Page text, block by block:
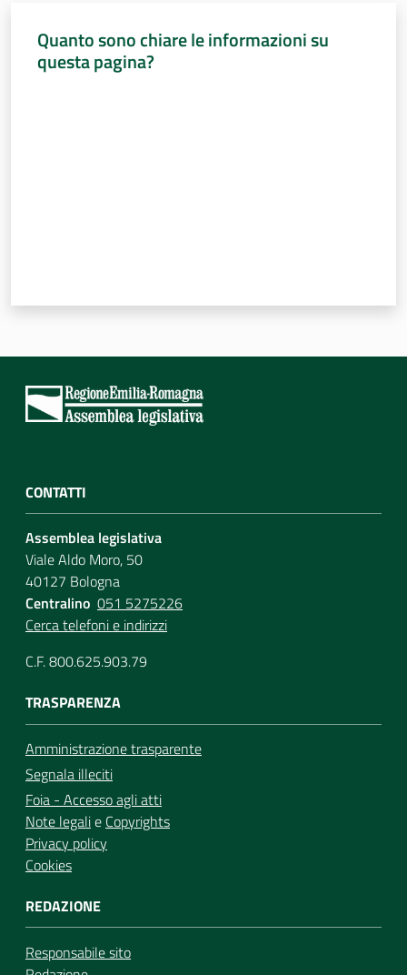
Quanto sono chiare le informazioni su
questa pagina?
CONTATTI
Assemblea legislativa
Viale Aldo Moro, 50
40127 Bologna
Centralino 051 5275226
Cerca telefoni e indirizzi
C.F. 800.625.903.79
TRASPARENZA
Amministrazione trasparente
Segnala illeciti
Foia - Accesso agli atti
Note legalie Copyrights
Privacy policy
Cookies
REDAZIONE
Responsabile sito